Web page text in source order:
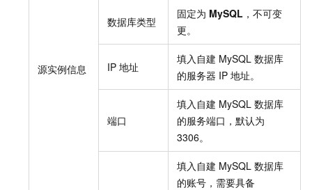
源实例信息
数据库类型
固定为 MySQL ，不可变
更。
IP 地址
填入自建 MySQL 数据库
的服务器 IP 地址。
端口
填入自建 MySQL 数据库
的服务端口，默认为
3306。
填入自建 MySQL 数据库
的账号，需要具备